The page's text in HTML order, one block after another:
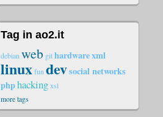
Tag in ao2.it
debian web githardwarexml
linuxfun devsocial networks
phphackingxsl
more tags